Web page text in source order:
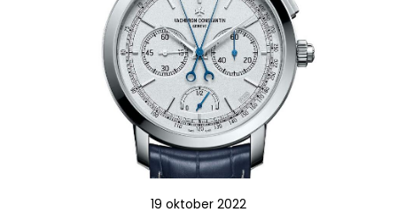
19 oktober 2022